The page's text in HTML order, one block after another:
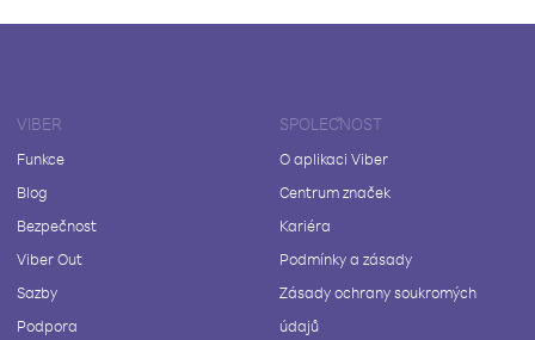
VIBER
Funkce
Blog
Bezpečnost
Viber Out
Sazby
Podpora
SPOLEČNOST
O aplikaci Viber
Centrum značek
Kariéra
Podmínky a zásady
Zásady ochrany soukromých
údajů